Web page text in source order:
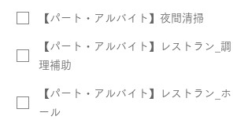
【パート・アルバイト】夜間清掃
【パート・アルバイト】レストラン_調
理補助
【パート・アルバイト】レストラン_ホ
ール